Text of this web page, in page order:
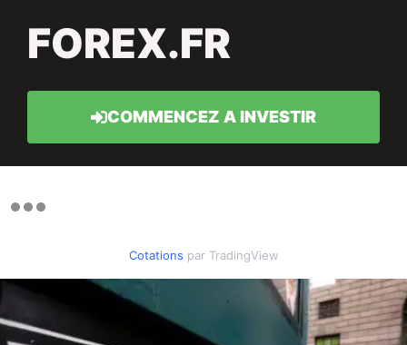
FOREX.FR
COMMENCEZ A INVESTIR
Cotations par TradingView